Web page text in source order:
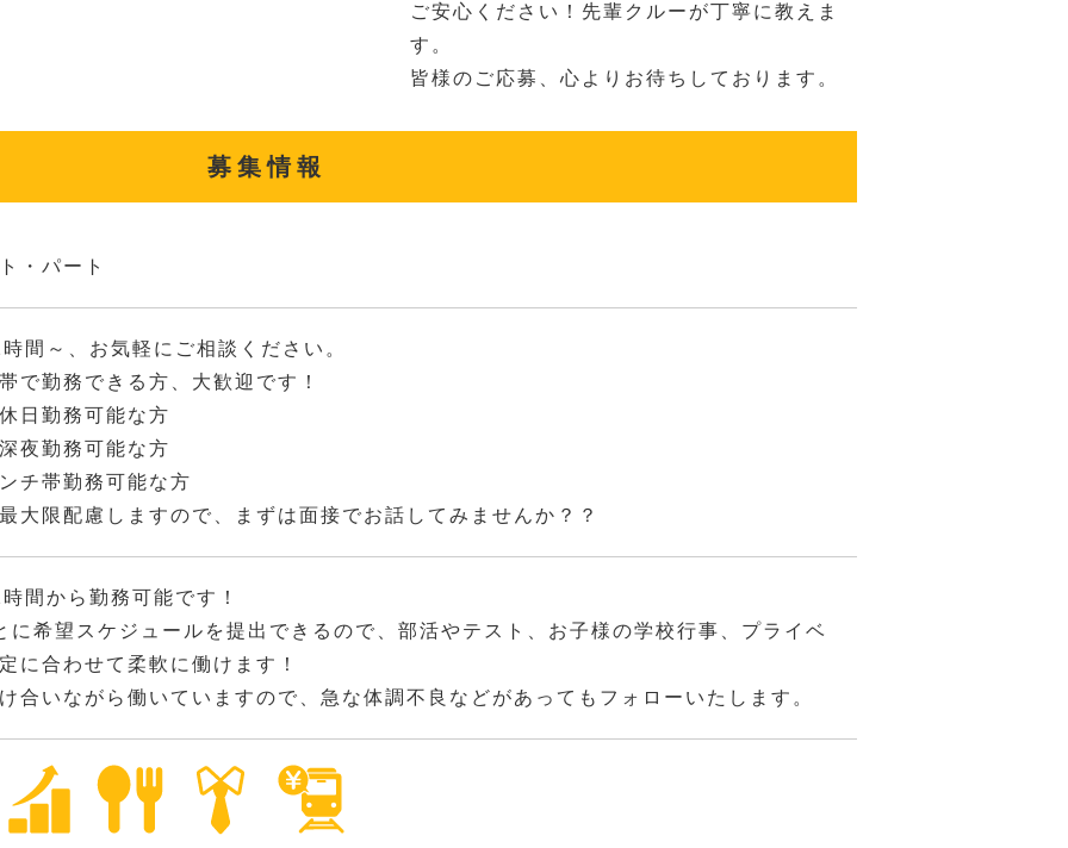
ご安心ください！先輩クルーが丁寧に教えま
す。
皆様のご応募、心よりお待ちしております。
募集情報
・パート
間～、お気軽にご相談ください。
で勤務できる方、大歓迎です！
日勤務可能な方
夜勤務可能な方
チ帯勤務可能な方
大限配慮しますので、まずは面接でお話してみませんか？？
間から勤務可能です！
に希望スケジュールを提出できるので、部活やテスト、お子様の学校行事、プライベ
に合わせて柔軟に働けます！
合いながら働いていますので、急な体調不良などがあってもフォローいたします。